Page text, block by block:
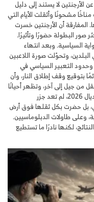
الأرجنتين لا يستند إلى دليل
مشحونًا وأثقلت الأيام التي
أن الأرجنتين خسرت
صور البطولة حضورًا وتأثيرًا.
السياسية. وبعد انتهاء
وتحوّلت صورة اللاعبين
وحدود التعبير السياسي في
بتوقيع وقف إطلاق النار، وأن
من جيل إلى آخر، وتظهر أحيانًا
في أكثر الأماكن بعدًا عن ساحات القتال. وفي مونديال 2026، لم تعد جزر
بل حضرت بكل ثقلها فوق أرض
وعلى طاولات الدبلوماسيين.
لكنها نادرًا ما تستطيع